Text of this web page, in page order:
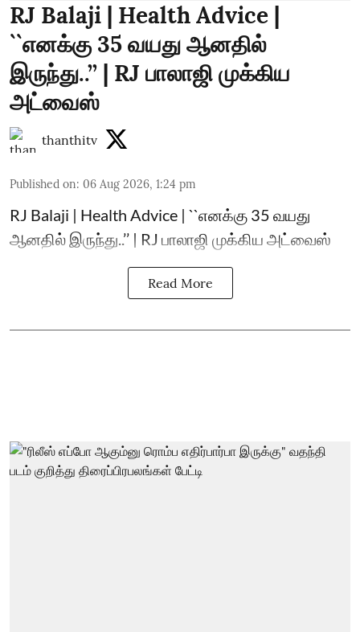
RJ Balaji | Health Advice |
``எனக்கு 35 வயது ஆனதில்
இருந்து..’’ | RJ பாலாஜி முக்கிய
அட்வைஸ்
thanthitv
Published on: 06 Aug 2026, 1:24 pm
RJ Balaji | Health Advice | ``எனக்கு 35 வயது
ஆனதில் இருந்து..’’ | RJ பாலாஜி முக்கிய அட்வைஸ்
Read More